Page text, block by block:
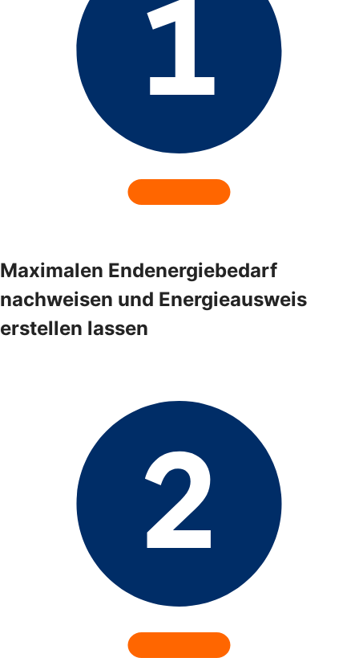
Maximalen Endenergiebedarf
nachweisen und Energieausweis
erstellen lassen